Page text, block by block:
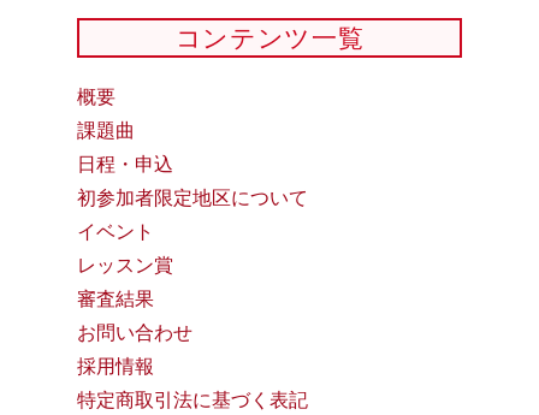
コンテンツ一覧
概要
課題曲
日程・申込
初参加者限定地区について
イベント
レッスン賞
審査結果
お問い合わせ
採用情報
特定商取引法に基づく表記